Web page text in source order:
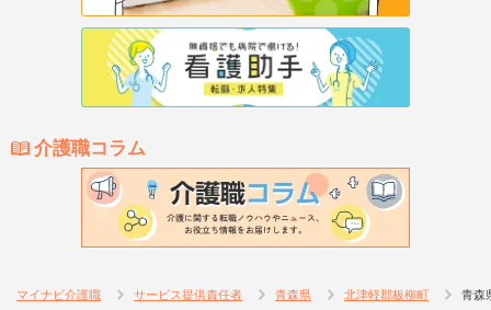
介護職コラム
マイナビ介護職 サービス提供責任者 青森県 北津軽郡板柳町 青森